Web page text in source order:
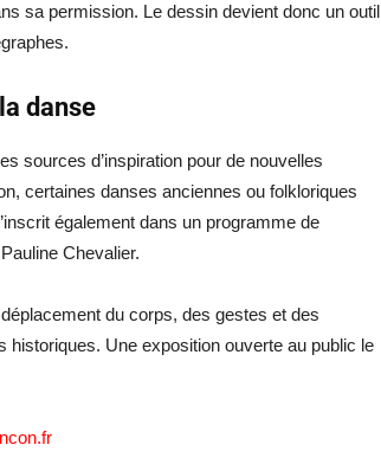
sa permission. Le dessin devient donc un outil
danse
sources d’inspiration pour de nouvelles
certaines danses anciennes ou folkloriques
également dans un programme de
Chevalier.
du corps, des gestes et des
Une exposition ouverte au public le